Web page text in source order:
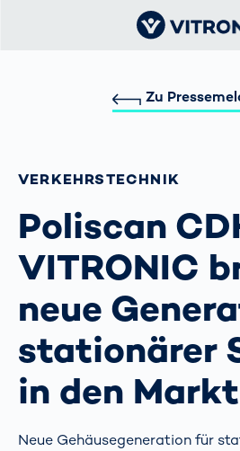
Zu
VERKEHRS­TECHNIK
Poliscan
VITRONIC
neue
stationärer
in den Markt
Neue Gehäusegeneration für